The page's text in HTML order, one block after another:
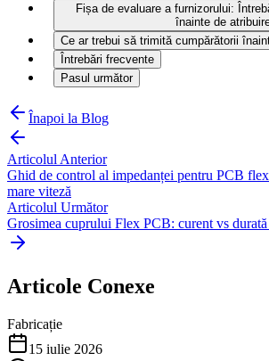
Fișa de evaluare a furnizorului:
înainte de
Ce ar trebui să trimită cumpărătorii
Întrebări frecvente
Pasul următor
Înapoi la Blog
Articolul Anterior
Ghid de control al impedanței pentru PCB
mare viteză
Articolul Următor
Grosimea cuprului Flex PCB: curent vs
Articole Conexe
Fabricație
15 iulie 2026